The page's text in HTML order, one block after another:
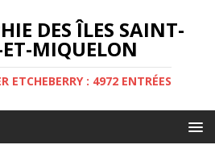
DES ÎLES SAINT-
ET-MIQUELON
ETCHEBERRY : 4972 ENTRÉES